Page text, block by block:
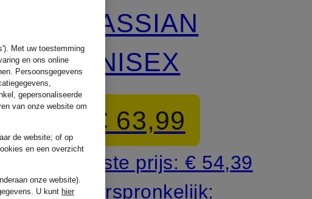
CASSIAN
UNISEX
€ 63,99
Beste prijs: € 54,39
Oorspronkelijk:
Met uw toestemming
en ons online
Persoonsgegevens
gepersonaliseerde
van onze website om
de website; of op
en een overzicht
onze website).
U kunt hier